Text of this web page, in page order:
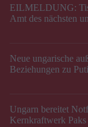
EILMELDUNG:
Amt des nächsten
Neue ungarische
Beziehungen zu
Ungarn bereitet
Kernkraftwerk Paks